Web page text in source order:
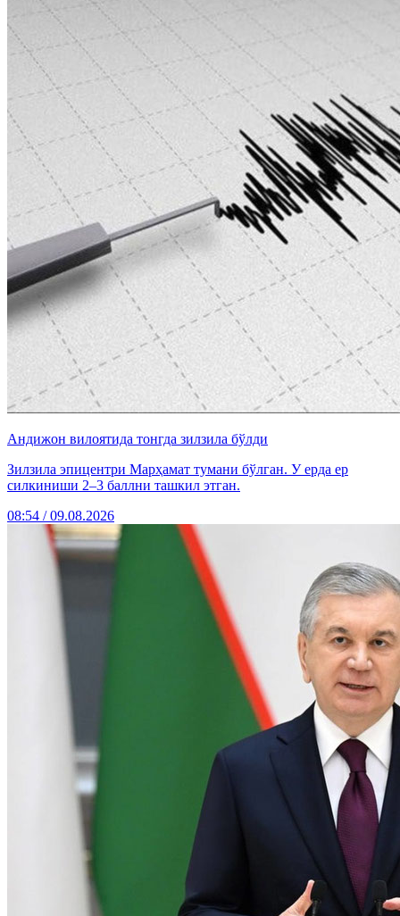
Андижон вилоятида тонгда зилзила бўлди
Зилзила эпицентри Марҳамат тумани бўлган. У ерда ер
силкиниши 2–3 баллни ташкил этган.
08:54 / 09.08.2026